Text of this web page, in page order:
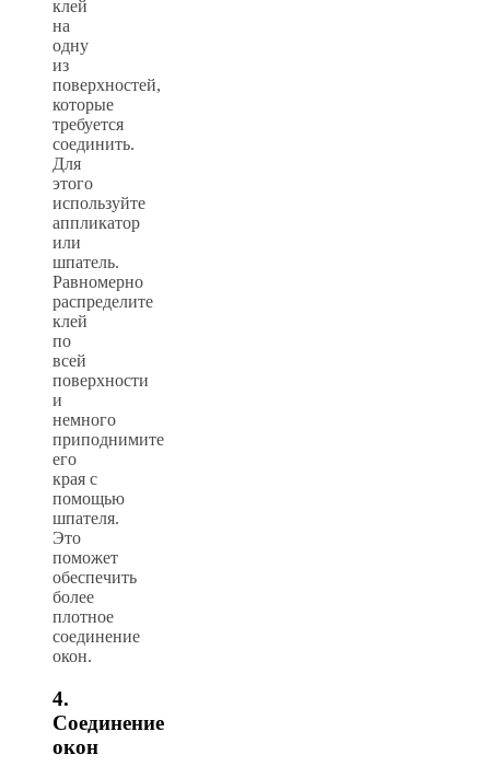
клей
на
одну
из
поверхностей,
которые
требуется
соединить.
Для
этого
используйте
аппликатор
или
шпатель.
Равномерно
распределите
клей
по
всей
поверхности
и
немного
приподнимите
его
края с
помощью
шпателя.
Это
поможет
обеспечить
более
плотное
соединение
окон.
4.
Соединение
окон